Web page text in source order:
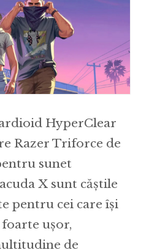
HyperClear
Razer Triforce de
sunet
X sunt căștile
pentru cei care își
ușor,
de